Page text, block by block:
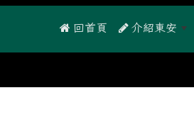
 回首頁 介紹東安